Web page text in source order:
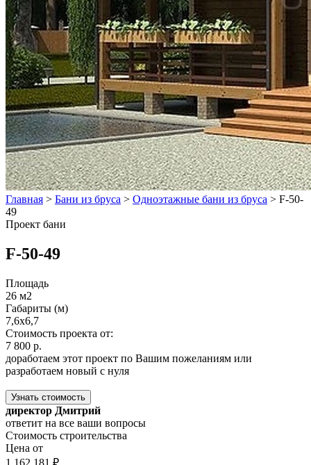
Главная > Бани из бруса > Одноэтажные бани из бруса > F-50-
49
Проект бани
F-50-49
Площадь
26 м2
Габариты (м)
7,6х6,7
Стоимость проекта от:
7 800 р.
доработаем этот проект по Вашим пожеланиям или
разработаем новый с нуля
Узнать стоимость
директор Дмитрий
ответит на все ваши вопросы
Стоимость строительства
Цена от